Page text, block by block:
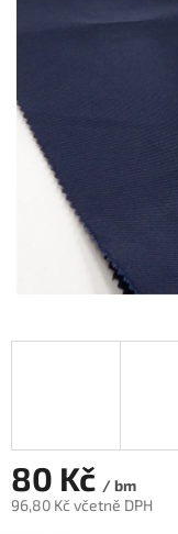
80 Kč / bm
96,80 Kč včetně DPH